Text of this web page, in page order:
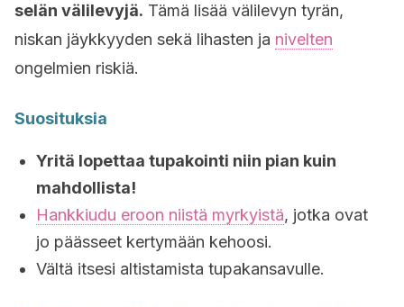
selän välilevyjä. Tämä lisää välilevyn tyrän,
niskan jäykkyyden sekä lihasten ja nivelten
ongelmien riskiä.
Suosituksia
Yritä lopettaa tupakointi niin pian kuin
mahdollista!
Hankkiudu eroon niistä myrkyistä, jotka ovat
jo päässeet kertymään kehoosi.
Vältä itsesi altistamista tupakansavulle.